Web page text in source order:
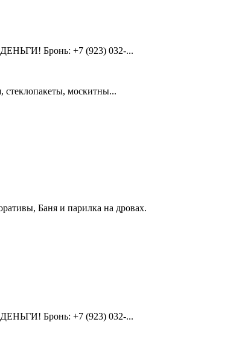
Бронь: +7 (923) 032-...
москитны...
Баня и парилка на дровах.
Бронь: +7 (923) 032-...